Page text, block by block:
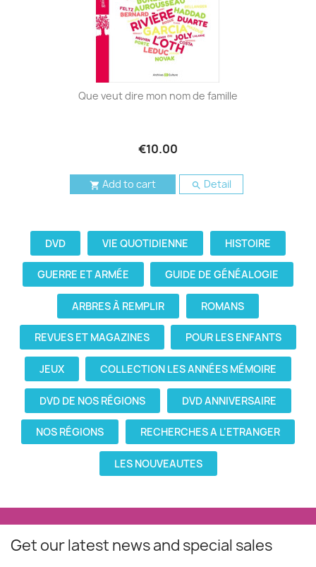
Que veut dire mon nom de famille
€10.00
 Add to cart  Detail
DVD VIE QUOTIDIENNE HISTOIRE
GUERRE ET ARMÉE GUIDE DE GÉNÉALOGIE
ARBRES À REMPLIR ROMANS
REVUES ET MAGAZINES POUR LES ENFANTS
JEUX COLLECTION LES ANNÉES MÉMOIRE
DVD DE NOS RÉGIONS DVD ANNIVERSAIRE
NOS RÉGIONS RECHERCHES A L'ETRANGER
LES NOUVEAUTES
Get our latest news and special sales